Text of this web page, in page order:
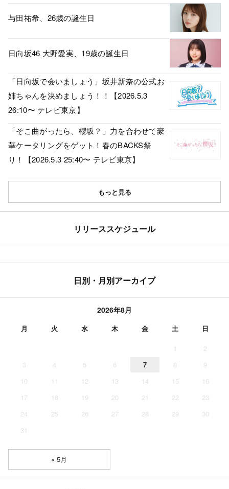
与田祐希、26歳の誕生日
日向坂46 大野愛実、19歳の誕生日
「日向坂で会いましょう」坂井新奈の公式お
姉ちゃんを決めましょう！！【2026.5.3
26:10〜 テレビ東京】
「そこ曲がったら、櫻坂？」力を合わせて豪
華ケータリングをゲット！春のBACKS祭
り！【2026.5.3 25:40〜 テレビ東京】
もっと見る
リリーススケジュール
日別・月別アーカイブ
2026年8月
月 火 水 木 金 土 日
1
2
3
4 5 6 7 8
9
10
11 12 13 14 15
16
17
18 19 20 21 22
23
24
25 26 27 28 29
30
31
« 5月